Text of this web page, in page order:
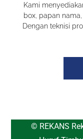
Kami
box, papan
Dengan teknisi
© REKANS